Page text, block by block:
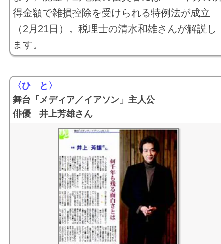
得金額で雑損控除を受けられる特例法が成立
（2月21日）。税理士の清水和雄さんが解説し
ます。
〈ひ と〉
舞台「メディア／イアソン」主人公
俳優 井上芳雄さん